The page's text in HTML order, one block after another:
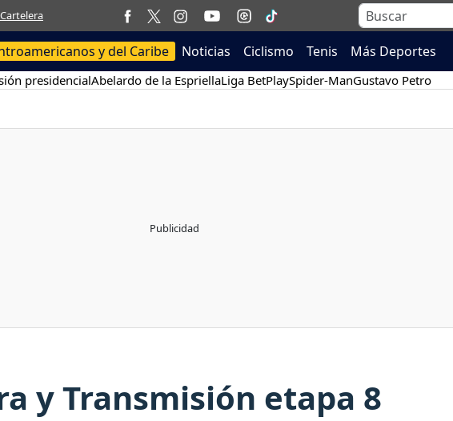
Cartelera
y del Caribe Noticias Ciclismo Tenis Más Deportes
presidencialAbelardo de la EspriellaLiga BetPlaySpider-ManGustavo Petro
y Transmisión etapa 8